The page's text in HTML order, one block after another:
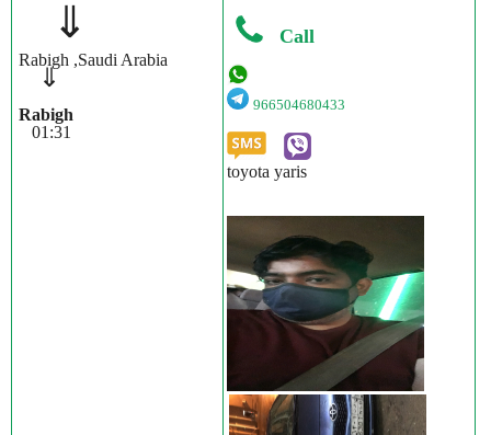
⇓
Rabigh ,Saudi Arabia
⇓
Rabigh
01:31
Call
966504680433
toyota yaris